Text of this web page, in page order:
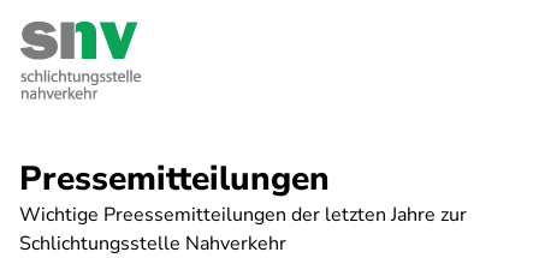
zum
Inhalt
Pressemitteilungen
Wichtige Preessemitteilungen der letzten Jahre zur
Schlichtungsstelle Nahverkehr